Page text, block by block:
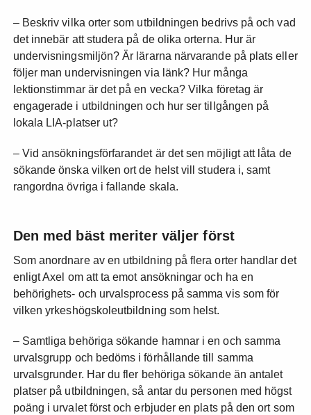
– Beskriv vilka orter som utbildningen bedrivs på och vad
det innebär att studera på de olika orterna. Hur är
undervisningsmiljön? Är lärarna närvarande på plats eller
följer man undervisningen via länk? Hur många
lektionstimmar är det på en vecka? Vilka företag är
engagerade i utbildningen och hur ser tillgången på
lokala LIA-platser ut?
– Vid ansökningsförfarandet är det sen möjligt att låta de
sökande önska vilken ort de helst vill studera i, samt
rangordna övriga i fallande skala.
Den med bäst meriter väljer först
Som anordnare av en utbildning på flera orter handlar det
enligt Axel om att ta emot ansökningar och ha en
behörighets- och urvalsprocess på samma vis som för
vilken yrkeshögskoleutbildning som helst.
– Samtliga behöriga sökande hamnar i en och samma
urvalsgrupp och bedöms i förhållande till samma
urvalsgrunder. Har du fler behöriga sökande än antalet
platser på utbildningen, så antar du personen med högst
poäng i urvalet först och erbjuder en plats på den ort som